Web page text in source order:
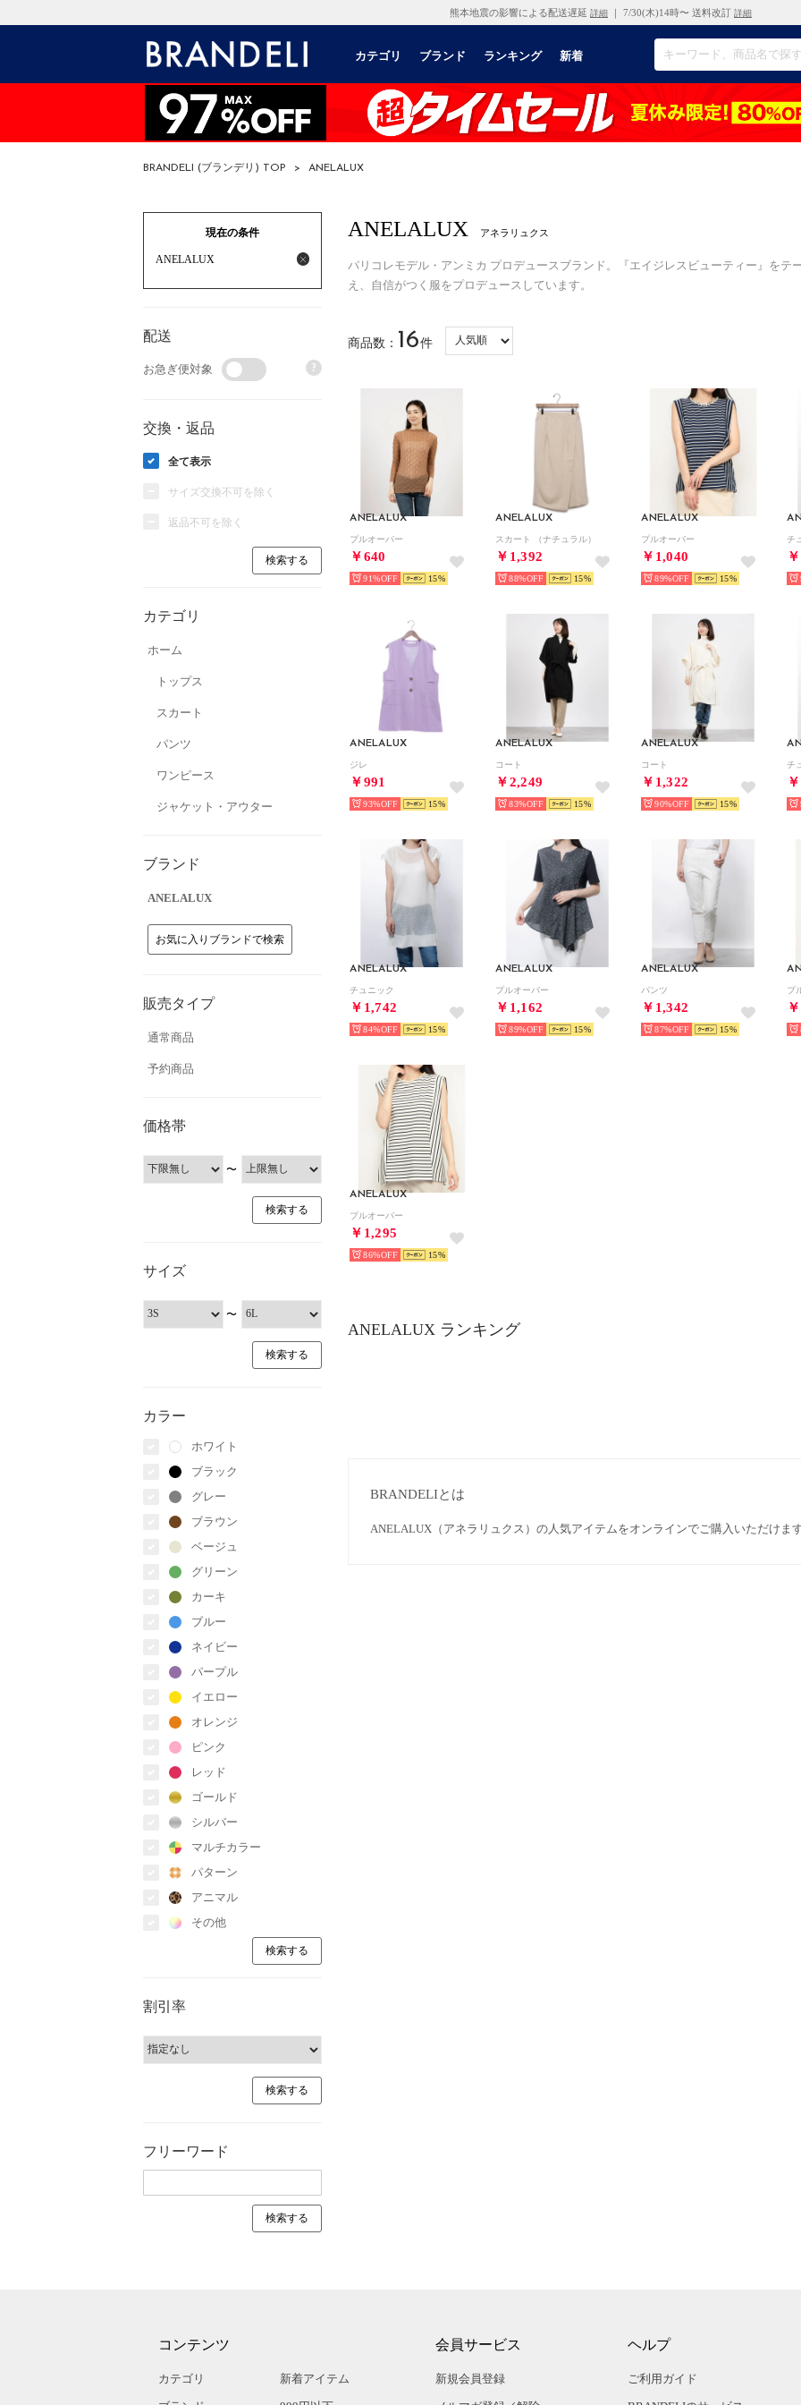
熊本地震の影響による配送遅延 詳細 ｜ 7/30(木)14時〜 送料改訂 詳細
カテゴリ ブランド ランキング 新着
BRANDELI (ブランデリ) TOP > ANELALUX
現在の条件
ANELALUX
配送
お急ぎ便対象 ?
交換・返品
全て表示
サイズ交換不可を除く
返品不可を除く
カテゴリ
ホーム
トップス
スカート
パンツ
ワンピース
ジャケット・アウター
ブランド
ANELALUX
お気に入りブランドで検索
販売タイプ
通常商品
予約商品
価格帯
〜
サイズ
〜
カラー
ホワイト
ブラック
グレー
ブラウン
ベージュ
グリーン
カーキ
ブルー
ネイビー
パープル
イエロー
オレンジ
ピンク
レッド
ゴールド
シルバー
マルチカラー
パターン
アニマル
その他
割引率
フリーワード
ANELALUX アネラリュクス
パリコレモデル・アンミカ プロデュースブランド。『エイジレスビューティー』をテ
え、自信がつく服をプロデュースしています。
商品数： 16件
ANELALUX
プルオーバー
￥640
91% 15
ANELALUX
スカート （ナチュラル）
￥1,392
88% 15
ANELALUX
プルオーバー
￥1,040
89% 15
チ
ANELALUX
ジレ
￥991
93% 15
ANELALUX
コート
￥2,249
83% 15
ANELALUX
コート
￥1,322
90% 15
チ
ANELALUX
チュニック
￥1,742
84% 15
ANELALUX
プルオーバー
￥1,162
89% 15
ANELALUX
パンツ
￥1,342
87% 15
プ
ANELALUX
プルオーバー
￥1,295
86% 15
ANELALUX ランキング
BRANDELIとは
ANELALUX（アネラリュクス）の人気アイテムをオンラインでご購入いただけま
コンテンツ
カテゴリ 新着アイテム
会員サービス
新規会員登録
ヘルプ
ご利用ガイド